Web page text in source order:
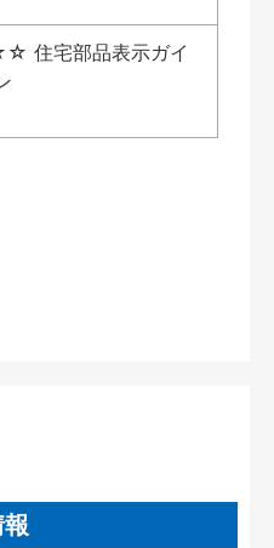
住宅部品表示ガイ